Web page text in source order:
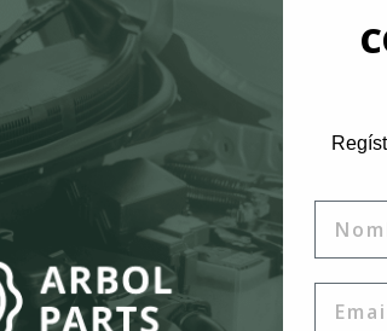
Precio
1 año